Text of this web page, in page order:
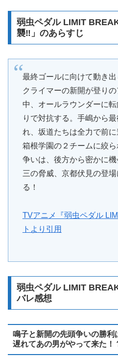
弱虫ペダル LIMIT
襲‼」のあらすじ
最終ゴールに向けて動き出
クライマーの新開が登り
中、オールラウンダーに
りで対抗する。手嶋から
れ、坂道たちは全力で前
箱根学園の２チームに絞
争いは、後方から密かに
三の脅威、京都伏見の登
る！
TVアニメ『弱虫ペダル
トより引用
弱虫ペダル LIMIT
バレ感想
鳴子と新開の先頭争いの勝利
遅れてあの男がやって来た！